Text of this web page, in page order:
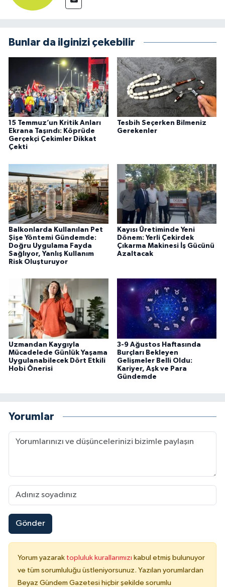
Bunlar da ilginizi çekebilir
15 Temmuz’un Kritik Anları
Ekrana Taşındı: Köprüde
Gerçekçi Çekimler Dikkat
Çekti
Tesbih Seçerken Bilmeniz
Gerekenler
Balkonlarda Kullanılan Pet
Şişe Yöntemi Gündemde:
Doğru Uygulama Fayda
Sağlıyor, Yanlış Kullanım
Risk Oluşturuyor
Kayısı Üretiminde Yeni
Dönem: Yerli Çekirdek
Çıkarma Makinesi İş Gücünü
Azaltacak
Uzmandan Kaygıyla
Mücadelede Günlük Yaşama
Uygulanabilecek Dört Etkili
Hobi Önerisi
3-9 Ağustos Haftasında
Burçları Bekleyen
Gelişmeler Belli Oldu:
Kariyer, Aşk ve Para
Gündemde
Yorumlar
Gönder
Yorum yazarak topluluk kurallarımızı kabul etmiş bulunuyor
ve tüm sorumluluğu üstleniyorsunuz. Yazılan yorumlardan
Beyaz Gündem Gazetesi hiçbir şekilde sorumlu